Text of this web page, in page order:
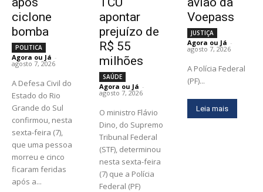
ciclone
bomba
POLITICA
Agora ou Já -
agosto 7, 2026
A Defesa Civil do
Estado do Rio
Grande do Sul
confirmou, nesta
sexta-feira (7),
que uma pessoa
morreu e cinco
ficaram feridas
após a...
apontar
prejuízo de
R$ 55
milhões
SAÚDE
Agora ou Já -
agosto 7, 2026
O ministro Flávio
Dino, do Supremo
Tribunal Federal
(STF), determinou
nesta sexta-feira
(7) que a Polícia
Federal (PF)
Voepass
JUSTIÇA
Agora ou Já -
agosto 7, 2026
A Polícia Federal
(PF)...
Leia mais